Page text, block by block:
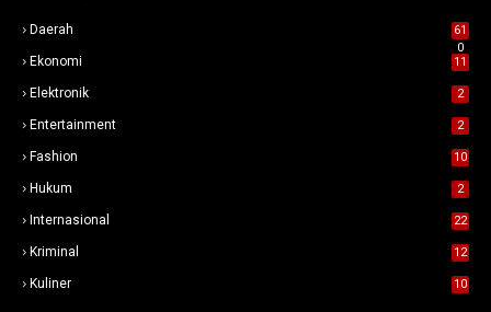
Daerah
61
0
Ekonomi 11
Elektronik 2
Entertainment 2
Fashion 10
Hukum 2
Internasional 22
Kriminal 12
Kuliner 10